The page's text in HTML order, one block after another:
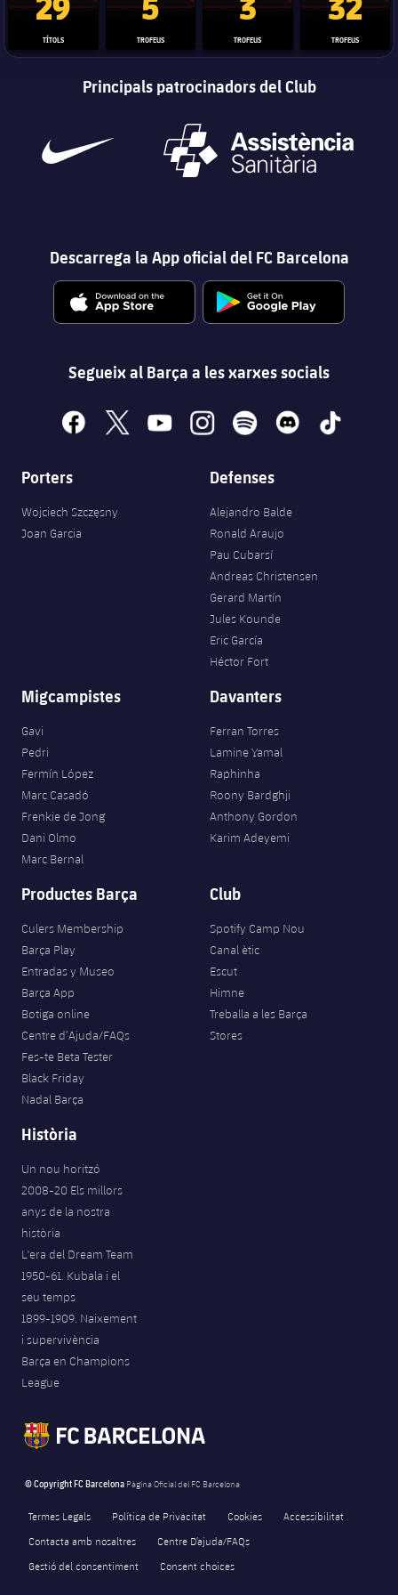
TÍTOLS TROFEUS TROFEUS TROFEUS
Principals patrocinadors del Club
Descarrega la App oficial del FC Barcelona
Segueix al Barça a les xarxes socials
facebook
x youtubeinstagramspotify discord tiktok
Porters
Wojciech Szczęsny
Joan Garcia
Defenses
Alejandro Balde
Ronald Araujo
Pau Cubarsí
Andreas Christensen
Gerard Martín
Jules Kounde
Eric García
Héctor Fort
Migcampistes
Gavi
Pedri
Fermín López
Marc Casadó
Frenkie de Jong
Dani Olmo
Marc Bernal
Davanters
Ferran Torres
Lamine Yamal
Raphinha
Roony Bardghji
Anthony Gordon
Karim Adeyemi
Productes Barça
Culers Membership
Barça Play
Entradas y Museo
Barça App
Botiga online
Centre d’Ajuda/FAQs
Fes-te Beta Tester
Black Friday
Nadal Barça
Club
Spotify Camp Nou
Canal ètic
Escut
Himne
Treballa a les Barça
Stores
Història
Un nou horitzó
2008-20 Els millors
anys de la nostra
història
L'era del Dream Team
1950-61. Kubala i el
seu temps
1899-1909. Naixement
i supervivència
Barça en Champions
League
© Copyright FC Barcelona Pàgina Oficial del FC Barcelona
Termes Legals Política de Privacitat Cookies
Accessibilitat
Contacta amb nosaltres
Centre D’ajuda/FAQs
Gestió del consentiment
Consent choices